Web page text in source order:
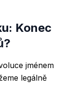
Konec
jménem
legálně